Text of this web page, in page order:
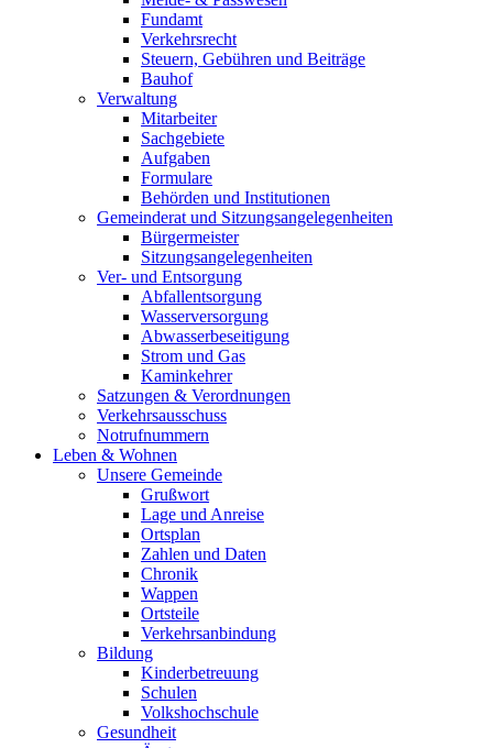
Fundamt
Verkehrsrecht
Steuern, Gebühren und Beiträge
Bauhof
Verwaltung
Mitarbeiter
Sachgebiete
Aufgaben
Formulare
Behörden und Institutionen
Gemeinderat und Sitzungsangelegenheiten
Bürgermeister
Sitzungsangelegenheiten
Ver- und Entsorgung
Abfallentsorgung
Wasserversorgung
Abwasserbeseitigung
Strom und Gas
Kaminkehrer
Satzungen & Verordnungen
Verkehrsausschuss
Notrufnummern
Leben & Wohnen
Unsere Gemeinde
Grußwort
Lage und Anreise
Ortsplan
Zahlen und Daten
Chronik
Wappen
Ortsteile
Verkehrsanbindung
Bildung
Kinderbetreuung
Schulen
Volkshochschule
Gesundheit